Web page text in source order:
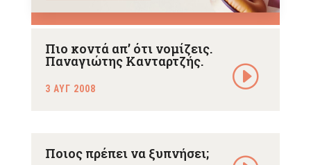
Πιο κοντά απ’ ότι νομίζεις.
Παναγιώτης Κανταρτζής.
3 ΑΥΓ 2008
Ποιος πρέπει να ξυπνήσει;